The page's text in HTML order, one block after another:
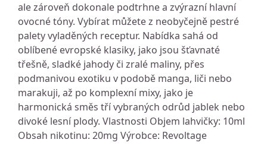
ale zároveň dokonale podtrhne a zvýrazní hlavní
ovocné tóny. Vybírat můžete z neobyčejně pestré
palety vyladěných receptur. Nabídka sahá od
oblíbené evropské klasiky, jako jsou šťavnaté
třešně, sladké jahody či zralé maliny, přes
podmanivou exotiku v podobě manga, liči nebo
marakuji, až po komplexní mixy, jako je
harmonická směs tří vybraných odrůd jablek nebo
divoké lesní plody. Vlastnosti Objem lahvičky: 10ml
Obsah nikotinu: 20mg Výrobce: Revoltage